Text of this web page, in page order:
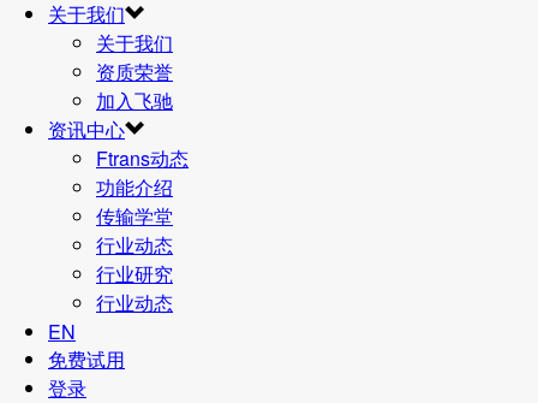
关于我们
关于我们
资质荣誉
加入飞驰
资讯中心
Ftrans动态
功能介绍
传输学堂
行业动态
行业研究
行业动态
EN
免费试用
登录